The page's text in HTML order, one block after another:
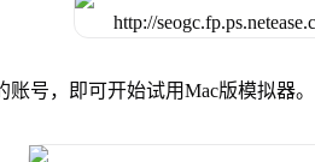
账号，即可开始试用Mac版模拟器。